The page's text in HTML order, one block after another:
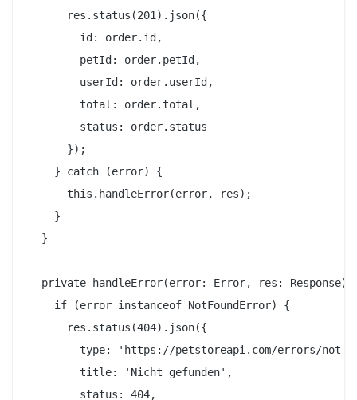
      res.status(201).json({
        id: order.id,
        petId: order.petId,
        userId: order.userId,
        total: order.total,
        status: order.status
      });
    } catch (error) {
      this.handleError(error, res);
    }
  }
private handleError(error: Error, res: Response):
    if (error instanceof NotFoundError) {
      res.status(404).json({
type: 'https://petstoreapi.com/errors/not-
        title: 'Nicht gefunden',
        status: 404,